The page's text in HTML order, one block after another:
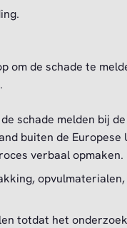
om de schade te
schade melden bij de
buiten de Europese
verbaal opmaken.
opvulmaterialen,
totdat het